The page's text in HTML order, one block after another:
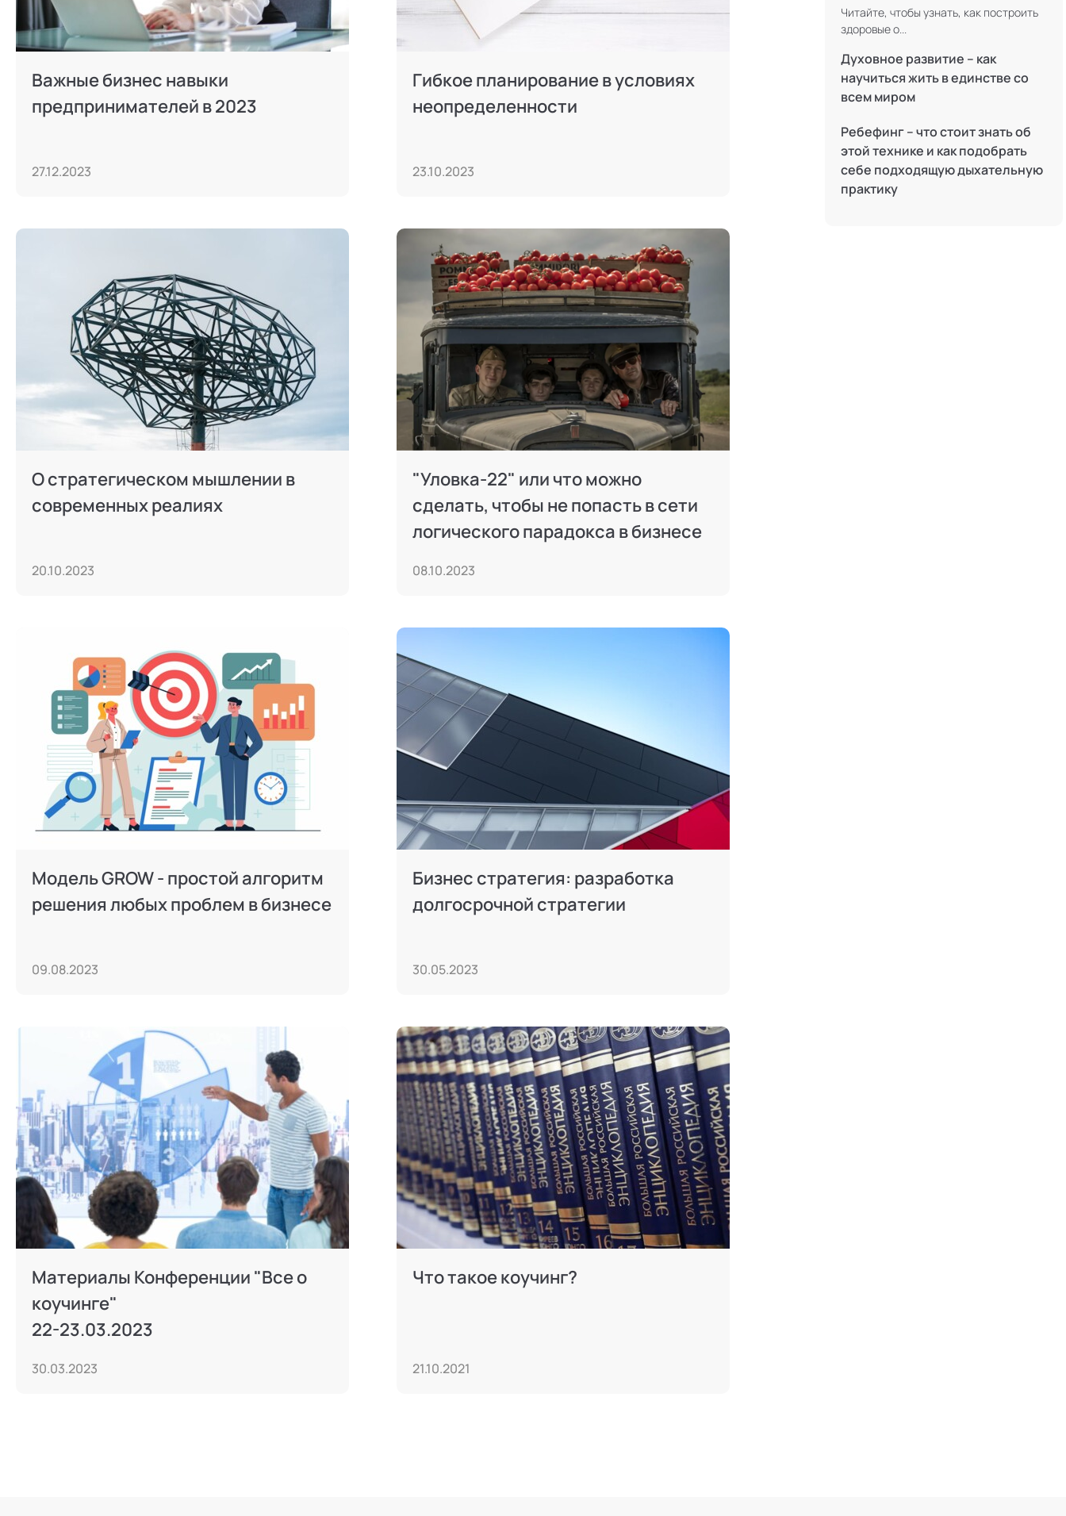
Позитивная динамическая
психотерапия
Психодрама
Сексология
Современная йога
Современный гипноз
Читайте, чтобы узнать, как построить
здоровые о...
Духовное развитие – как
научиться жить в единстве со
всем миром
Ребефинг – что стоит знать об
этой технике и как подобрать
себе подходящую дыхательную
практику
Важные бизнес навыки
предпринимателей в 2023
27.12.2023
Гибкое планирование в условиях
неопределенности
23.10.2023
О стратегическом мышлении в
современных реалиях
20.10.2023
"Уловка-22" или что можно
сделать, чтобы не попасть в сети
логического парадокса в бизнесе
08.10.2023
Модель GROW - простой алгоритм
решения любых проблем в бизнесе
09.08.2023
Бизнес стратегия: разработка
долгосрочной стратегии
30.05.2023
Материалы Конференции "Все о
коучинге"
22-23.03.2023
30.03.2023
Что такое коучинг?
21.10.2021